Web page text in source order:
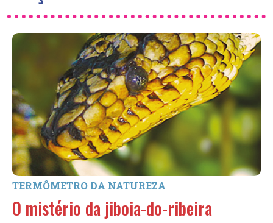
TERMÔMETRO DA NATUREZA
O mistério da jiboia-do-ribeira